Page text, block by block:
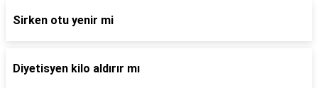
Sirken otu yenir mi
Diyetisyen kilo aldırır mı